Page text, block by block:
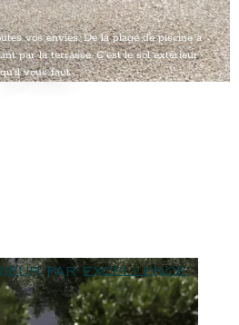
vos envies. De la plage de piscine à
par la terrasse. C’est le sol extérieur
qu’il vous faut.
par excellence